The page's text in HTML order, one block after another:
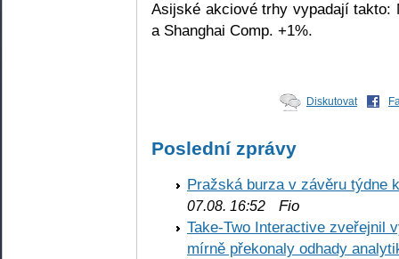
Asijské akciové trhy vypadají takto:
a Shanghai Comp. +1%.
Diskutovat
Poslední zprávy
Pražská burza v závěru týdne
07.08. 16:52 Fio
Take-Two Interactive zveřejnil
mírně překonaly odhady